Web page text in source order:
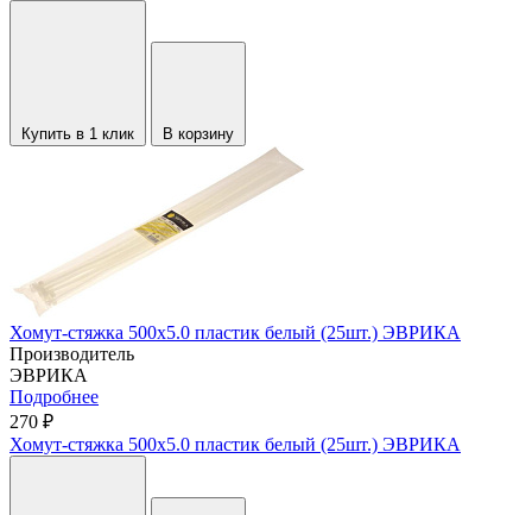
Купить в 1 клик В корзину
Хомут-стяжка 500х5.0 пластик белый (25шт.) ЭВРИКА
Производитель
ЭВРИКА
Подробнее
270 ₽
Хомут-стяжка 500х5.0 пластик белый (25шт.) ЭВРИКА